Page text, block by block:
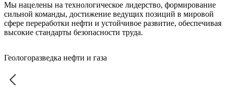
Мы нацелены на технологическое лидерство, формирование
сильной команды, достижение ведущих позиций в мировой
сфере переработки нефти и устойчивое развитие, обеспечивая
высокие стандарты безопасности труда.
Геологоразведка нефти и газа